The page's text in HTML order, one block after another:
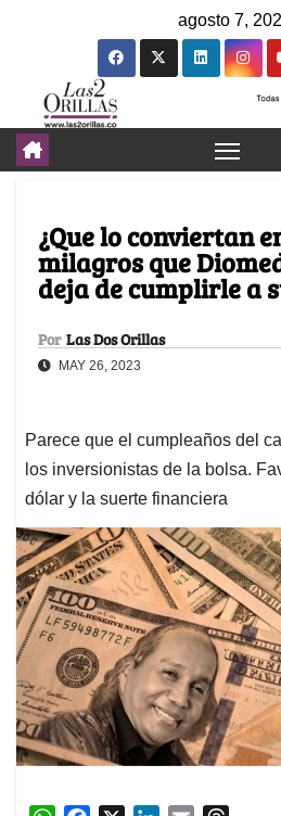
agosto 7,
¿Que lo conviertan
milagros que
deja de cumplirle a
Por Las Dos Orillas
MAY 26, 2023
Parece que el cumpleaños del
los inversionistas de la bolsa.
dólar y la suerte financiera